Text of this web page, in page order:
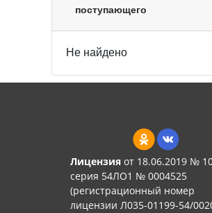
поступающего
Не найдено
Лицензияот 18.06.2019 №
серия 54ЛО1 № 0004525
(регистрационный номер
лицензии Л035-01199-54/